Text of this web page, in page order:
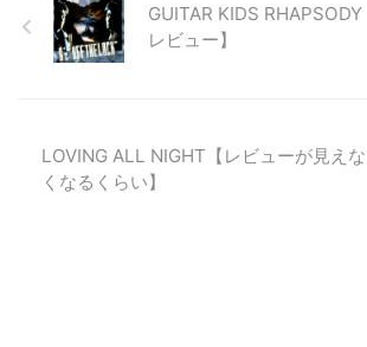
GUITAR KIDS
レビュー】
LOVING ALL NIGHT【レビューが見えな
くなるくらい】